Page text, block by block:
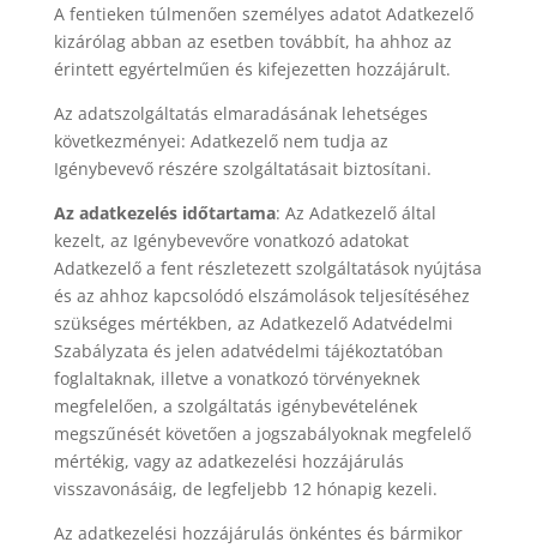
A fentieken túlmenően személyes adatot Adatkezelő
kizárólag abban az esetben továbbít, ha ahhoz az
érintett egyértelműen és kifejezetten hozzájárult.
Az adatszolgáltatás elmaradásának lehetséges
következményei: Adatkezelő nem tudja az
Igénybevevő részére szolgáltatásait biztosítani.
Az adatkezelés időtartama: Az Adatkezelő által
kezelt, az Igénybevevőre vonatkozó adatokat
Adatkezelő a fent részletezett szolgáltatások nyújtása
és az ahhoz kapcsolódó elszámolások teljesítéséhez
szükséges mértékben, az Adatkezelő Adatvédelmi
Szabályzata és jelen adatvédelmi tájékoztatóban
foglaltaknak, illetve a vonatkozó törvényeknek
megfelelően, a szolgáltatás igénybevételének
megszűnését követően a jogszabályoknak megfelelő
mértékig, vagy az adatkezelési hozzájárulás
visszavonásáig, de legfeljebb 12 hónapig kezeli.
Az adatkezelési hozzájárulás önkéntes és bármikor